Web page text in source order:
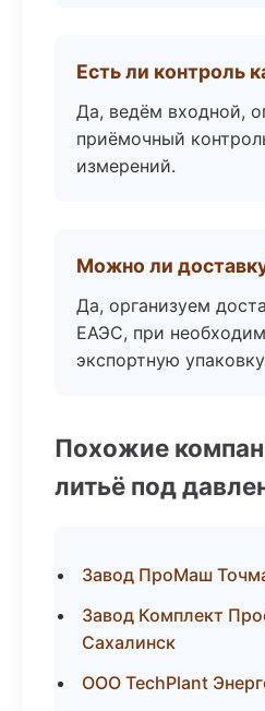
Есть ли контроль
Да, ведём входной,
приёмочный
измерений.
Можно ли
Да, организуем
ЕАЭС, при
экспортную
Похожие
литьё под
Завод ПроМаш
Завод Комплект
Сахалинск
ООО TechPlant